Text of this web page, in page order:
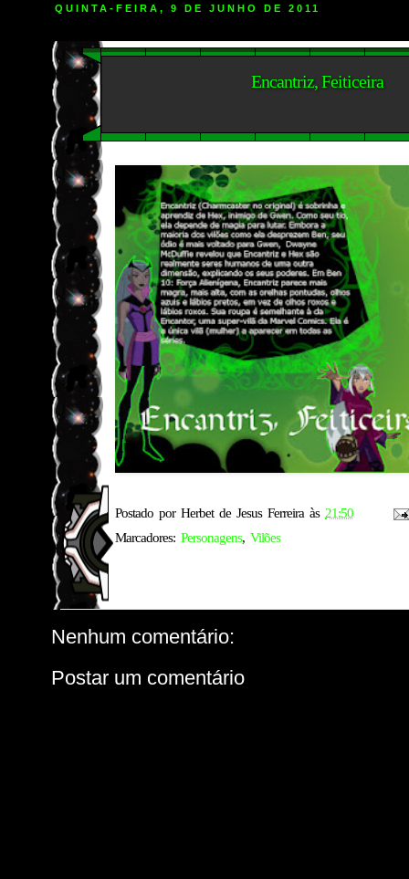
QUINTA-FEIRA, 9 DE JUNHO DE 2011
Encantriz, Feiticeira
Postado por Herbet de Jesus Ferreira às 21:50
Marcadores: Personagens, Vilões
Nenhum comentário:
Postar um comentário